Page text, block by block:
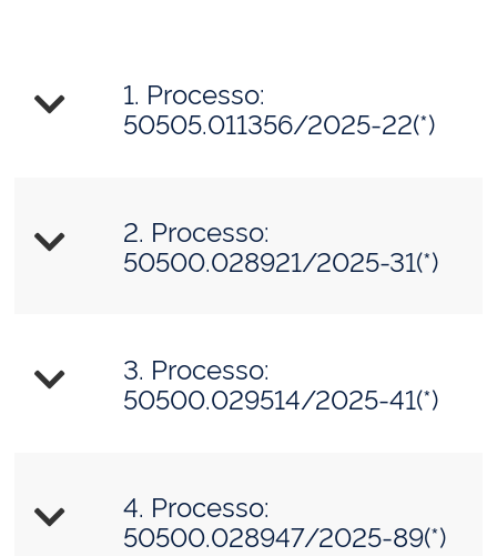
1. Processo:
50505.011356/2025-22(*)
2. Processo:
50500.028921/2025-31(*)
3. Processo:
50500.029514/2025-41(*)
4. Processo:
50500.028947/2025-89(*)